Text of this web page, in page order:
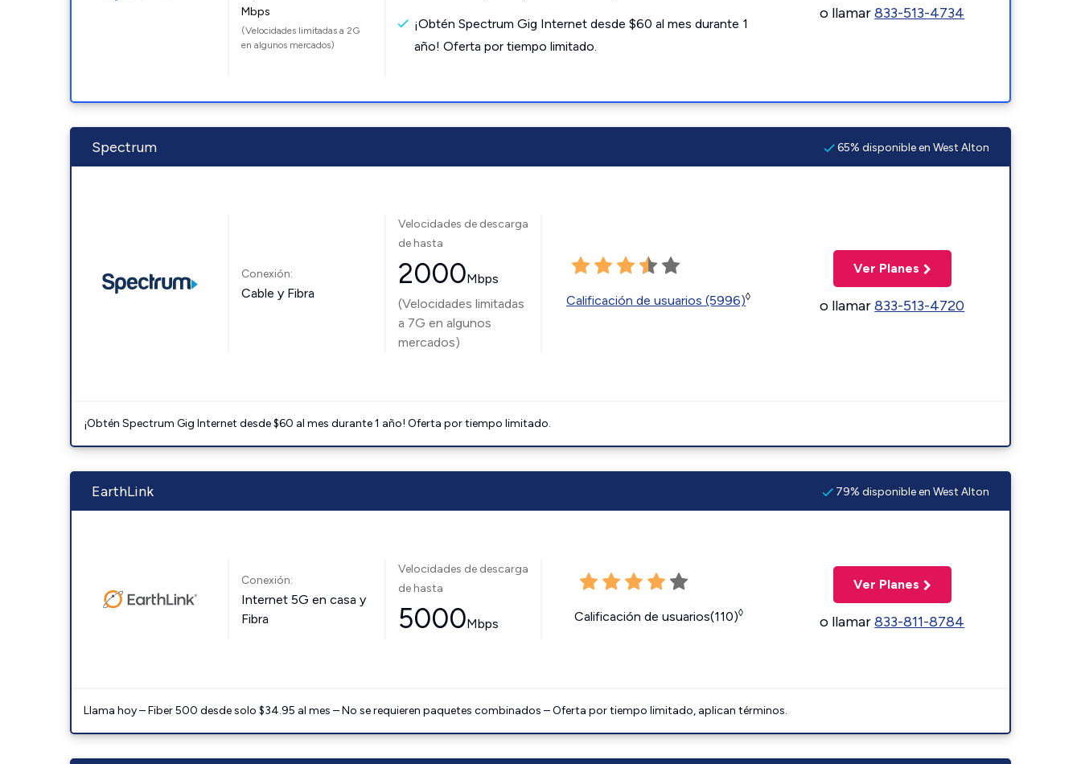
Mbps
(Velocidades limitadas a 2G
en algunos mercados)
¡Obtén Spectrum Gig Internet desde $60 al mes durante 1
año! Oferta por tiempo limitado.
o llamar833-513-4734
Spectrum 65% disponible en West Alton
Conexión:
Cable y Fibra
Velocidades de descarga
de hasta
2000Mbps
(Velocidades limitadas
a 7G en algunos
mercados)
Calificación de usuarios (5996)◊
Ver Planes
o llamar833-513-4720
¡Obtén Spectrum Gig Internet desde $60 al mes durante 1 año! Oferta por tiempo limitado.
EarthLink 79% disponible en West Alton
Conexión:
Internet 5G en casa y
Fibra
Velocidades de descarga
de hasta
5000Mbps Calificación de usuarios(110)◊
Ver Planes
o llamar833-811-8784
Llama hoy – Fiber 500 desde solo $34.95 al mes – No se requieren paquetes combinados – Oferta por tiempo limitado, aplican términos.